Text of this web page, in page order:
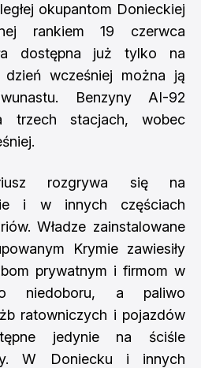
okupantom Donieckiej
rankiem 19 czerwca
dostępna już tylko na
wcześniej można ją
Benzyny AI-92
trzech stacjach, wobec
rozgrywa się na
i w innych częściach
Władze zainstalowane
Krymie zawiesiły
prywatnym i firmom w
niedoboru, a paliwo
ratowniczych i pojazdów
jedynie na ściśle
W Doniecku i innych